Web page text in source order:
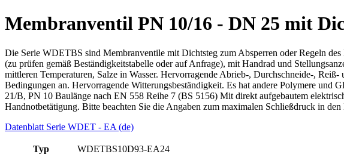
Membranventil PN 10/16 - DN 25 mit
Die Serie WDETBS sind Membranventile mit Dichtsteg zum Absperren oder Regeln
(zu prüfen gemäß Beständigkeitstabelle oder auf Anfrage), mit Handrad und
mittleren Temperaturen, Salze in Wasser. Hervorragende Abrieb-, Durchschneide-,
Bedingungen an. Hervorragende Witterungsbeständigkeit. Es hat andere Polymere
21/B, PN 10 Baulänge nach EN 558 Reihe 7 (BS 5156) Mit direkt aufgebautem
Handnotbetätigung. Bitte beachten Sie die Angaben zum maximalen Schließdruck in
Datenblatt Serie WDET - EA (de)
Typ WDETBS10D93-EA24